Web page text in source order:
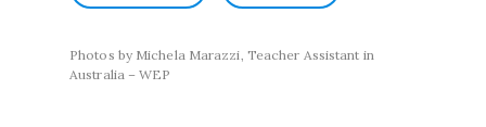
Photos by Michela Marazzi, Teacher Assistant in
Australia – WEP